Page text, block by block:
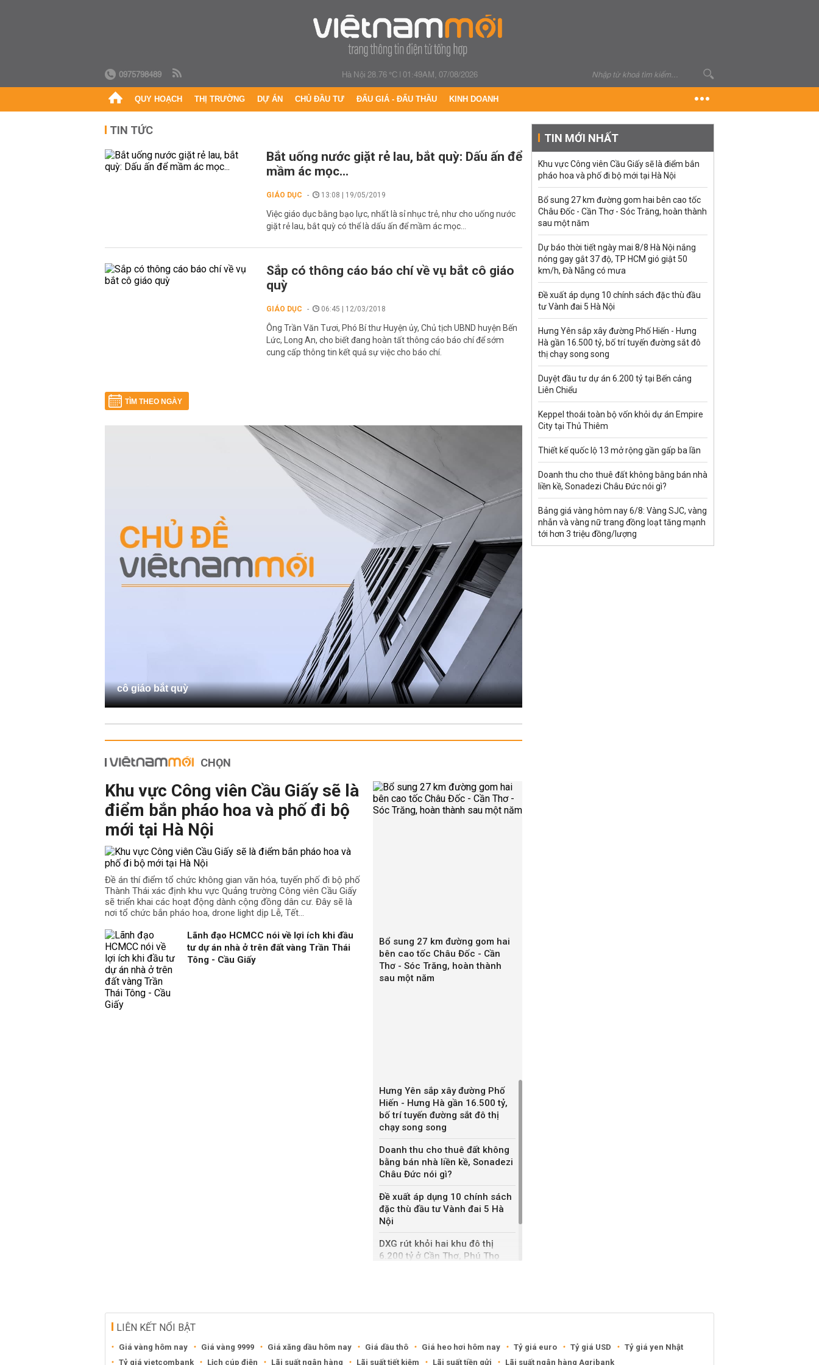
0975798489 Hà Nội 28.76 °C|01:49AM, 07/08/2026
QUY HOẠCH THỊ TRƯỜNG DỰ ÁN CHỦ ĐẦU TƯ ĐẤU GIÁ - ĐẤU THẦU KINH DOANH
TIN TỨC
Bắt uống nước giặt rẻ lau, bắt quỳ: Dấu ấn để
mầm ác mọc...
GIÁO DỤC 13:08 | 19/05/2019
Việc giáo dục bằng bạo lực, nhất là sỉ nhục trẻ, như cho uống nước
giặt rẻ lau, bắt quỳ có thể là dấu ấn để mầm ác mọc...
Sắp có thông cáo báo chí về vụ bắt cô giáo
quỳ
GIÁO DỤC 06:45 | 12/03/2018
Ông Trần Văn Tươi, Phó Bí thư Huyện ủy, Chủ tịch UBND huyện Bến
Lức, Long An, cho biết đang hoàn tất thông cáo báo chí để sớm
cung cấp thông tin kết quả sự việc cho báo chí.
TÌM THEO NGÀY
cô giáo bắt quỳ
CHỌN
Khu vực Công viên Cầu Giấy sẽ là
điểm bắn pháo hoa và phố đi bộ
mới tại Hà Nội
Đề án thí điểm tổ chức không gian văn hóa, tuyến phố đi bộ phố
Thành Thái xác định khu vực Quảng trường Công viên Cầu Giấy
sẽ triển khai các hoạt động dành cộng đồng dân cư. Đây sẽ là
nơi tổ chức bắn pháo hoa, drone light dịp Lễ, Tết...
Lãnh đạo HCMCC nói về lợi ích khi đầu
tư dự án nhà ở trên đất vàng Trần Thái
Tông - Cầu Giấy
Bổ sung 27 km đường gom hai
bên cao tốc Châu Đốc - Cần
Thơ - Sóc Trăng, hoàn thành
sau một năm
Hưng Yên sắp xây đường Phố
Hiến - Hưng Hà gần 16.500 tỷ,
bố trí tuyến đường sắt đô thị
chạy song song
Doanh thu cho thuê đất không
bằng bán nhà liền kề, Sonadezi
Châu Đức nói gì?
Đề xuất áp dụng 10 chính sách
đặc thù đầu tư Vành đai 5 Hà
Nội
DXG rút khỏi hai khu đô thị
6.200 tỷ ở Cần Thơ, Phú Thọ
TIN MỚI NHẤT
Khu vực Công viên Cầu Giấy sẽ là điểm bắn
pháo hoa và phố đi bộ mới tại Hà Nội
Bổ sung 27 km đường gom hai bên cao tốc
Châu Đốc - Cần Thơ - Sóc Trăng, hoàn thành
sau một năm
Dự báo thời tiết ngày mai 8/8 Hà Nội nắng
nóng gay gắt 37 độ, TP HCM gió giật 50
km/h, Đà Nẵng có mưa
Đề xuất áp dụng 10 chính sách đặc thù đầu
tư Vành đai 5 Hà Nội
Hưng Yên sắp xây đường Phố Hiến - Hưng
Hà gần 16.500 tỷ, bố trí tuyến đường sắt đô
thị chạy song song
Duyệt đầu tư dự án 6.200 tỷ tại Bến cảng
Liên Chiểu
Keppel thoái toàn bộ vốn khỏi dự án Empire
City tại Thủ Thiêm
Thiết kế quốc lộ 13 mở rộng gần gấp ba lần
Doanh thu cho thuê đất không bằng bán nhà
liền kề, Sonadezi Châu Đức nói gì?
Bảng giá vàng hôm nay 6/8: Vàng SJC, vàng
nhẫn và vàng nữ trang đồng loạt tăng mạnh
tới hơn 3 triệu đồng/lượng
LIÊN KẾT NỔI BẬT
Giá vàng hôm nay Giá vàng 9999 Giá xăng dầu hôm nay Giá dầu thô Giá heo hơi hôm nay Tỷ giá euro Tỷ giá USD
Tỷ giá yen Nhật
Tỷ giá vietcombank
Lịch cúp điện Lãi suất ngân hàng Lãi suất tiết kiệm Lãi suất tiền gửi Lãi suất ngân hàng Agribank